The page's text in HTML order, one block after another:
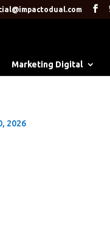
Marketing Digital
2026